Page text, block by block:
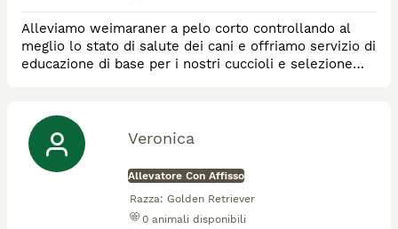
Alleviamo weimaraner a pelo corto controllando al
meglio lo stato di salute dei cani e offriamo servizio di
educazione di base per i nostri cuccioli e selezione
Veronica
Allevatore Con Affisso
Razza: Golden Retriever
0 animali disponibili